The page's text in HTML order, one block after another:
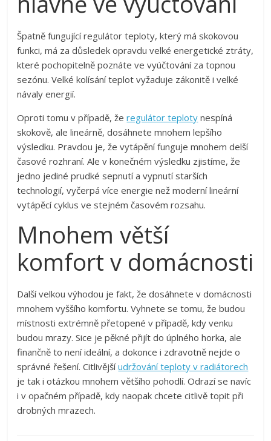
Špatně fungující regulátor teploty, který má skokovou
funkci, má za důsledek opravdu velké energetické ztráty,
které pochopitelně poznáte ve vyúčtování za topnou
sezónu. Velké kolísání teplot vyžaduje zákonitě i velké
návaly energií.
Oproti tomu v případě, žeregulátor teploty nespíná
skokově, ale lineárně, dosáhnete mnohem lepšího
výsledku. Pravdou je, že vytápění funguje mnohem delší
časové rozhraní. Ale v konečném výsledku zjistíme, že
jedno jediné prudké sepnutí a vypnutí starších
technologií, vyčerpá více energie než moderní lineární
vytápěcí cyklus ve stejném časovém rozsahu.
Mnohem větší
komfort v domácnosti
Další velkou výhodou je fakt, že dosáhnete v domácnosti
mnohem vyššího komfortu. Vyhnete se tomu, že budou
místnosti extrémně přetopené v případě, kdy venku
budou mrazy. Sice je pěkné přijít do úplného horka, ale
finančně to není ideální, a dokonce i zdravotně nejde o
správné řešení. Citlivějšíudržování teploty v radiátorech
je tak i otázkou mnohem většího pohodlí. Odrazí se navíc
i v opačném případě, kdy naopak chcete citlivě topit při
drobných mrazech.